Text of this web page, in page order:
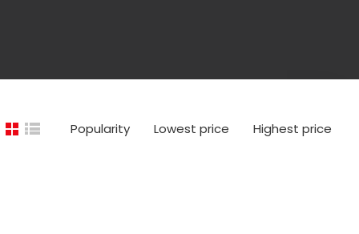
Popularity Lowest price Highest price